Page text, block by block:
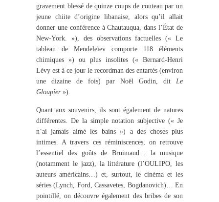
gravement blessé de quinze coups de couteau par un
jeune chiite d’origine libanaise, alors qu’il allait
donner une conférence à Chautauqua, dans l’État de
New-York. »), des observations factuelles (« Le
tableau de Mendeleïev comporte 118 éléments
chimiques ») ou plus insolites (« Bernard-Henri
Lévy est à ce jour le recordman des entartés (environ
une dizaine de fois) par Noël Godin, dit Le
Gloupier»).
Quant aux souvenirs, ils sont également de natures
différentes. De la simple notation subjective (« Je
n’ai jamais aimé les bains ») a des choses plus
intimes. A travers ces réminiscences, on retrouve
l’essentiel des goûts de Bruimaud : la musique
(notamment le jazz), la littérature (l’OULIPO, les
auteurs américains…) et, surtout, le cinéma et les
séries (Lynch, Ford, Cassavetes, Bogdanovich)… En
pointillé, on découvre également des bribes de son